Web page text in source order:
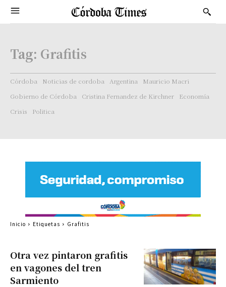
Tag: Grafitis
Córdoba Noticias de cordoba Argentina
Mauricio Macri
Gobierno de Córdoba
Cristina Fernandez de Kirchner
Economía
Crisis
Politica
Otra vez pintaron grafitis
en vagones del tren
Sarmiento
Inicio Etiquetas Grafitis